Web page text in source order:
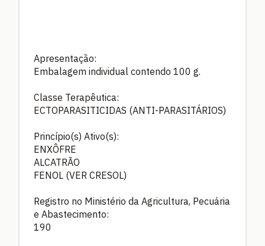
Apresentação:
Embalagem individual contendo 100 g.
Classe Terapêutica:
ECTOPARASITICIDAS (ANTI-PARASITÁRIOS)
Princípio(s) Ativo(s):
ENXÔFRE
ALCATRÃO
FENOL (VER CRESOL)
Registro no Ministério da Agricultura, Pecuária
e Abastecimento:
190